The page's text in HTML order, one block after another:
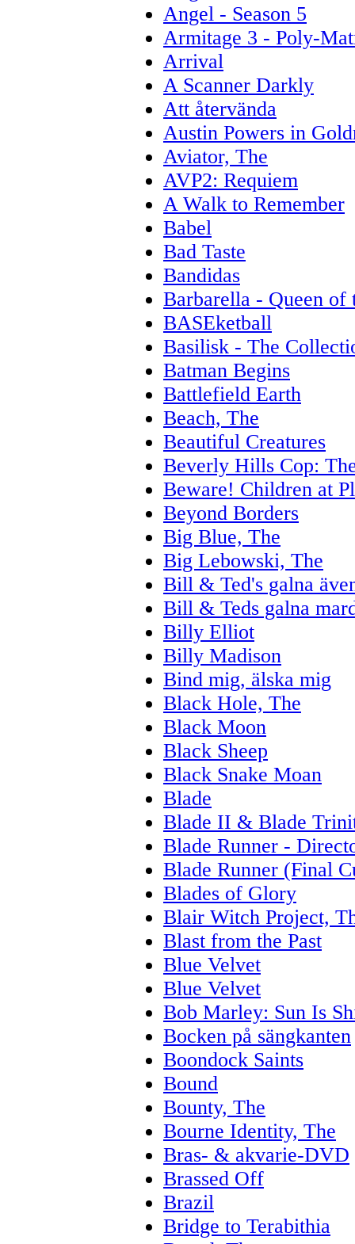
Angel - Season 5
Armitage 3 - Poly-
Arrival
A Scanner Darkly
Att återvända
Austin Powers in
Aviator, The
AVP2: Requiem
A Walk to Remember
Babel
Bad Taste
Bandidas
Barbarella - Queen of
BASEketball
Basilisk - The
Batman Begins
Battlefield Earth
Beach, The
Beautiful Creatures
Beverly Hills Cop:
Beware! Children at
Beyond Borders
Big Blue, The
Big Lebowski, The
Bill & Ted's galna
Bill & Teds galna
Billy Elliot
Billy Madison
Bind mig, älska mig
Black Hole, The
Black Moon
Black Sheep
Black Snake Moan
Blade
Blade II & Blade
Blade Runner -
Blade Runner (Final
Blades of Glory
Blair Witch Project,
Blast from the Past
Blue Velvet
Blue Velvet
Bob Marley: Sun Is
Bocken på sängkanten
Boondock Saints
Bound
Bounty, The
Bourne Identity, The
Bras- & akvarie-DVD
Brassed Off
Brazil
Bridge to Terabithia